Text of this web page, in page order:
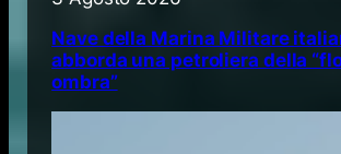
Nave della Marina Militare
abborda una petroliera della
ombra”